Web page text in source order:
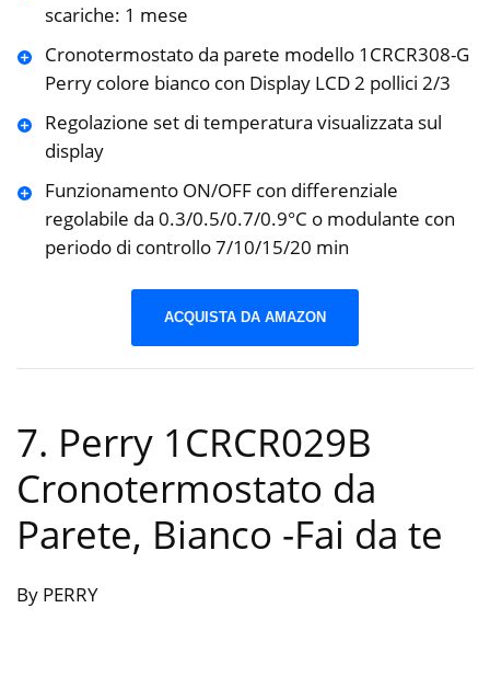
scariche: 1 mese
Cronotermostato da parete modello 1CRCR308-G
Perry colore bianco con Display LCD 2 pollici 2/3
Regolazione set di temperatura visualizzata sul
display
Funzionamento ON/OFF con differenziale
regolabile da 0.3/0.5/0.7/0.9°C o modulante con
periodo di controllo 7/10/15/20 min
ACQUISTA DA AMAZON
7. Perry 1CRCR029B
Cronotermostato da
Parete, Bianco -Fai da te
By PERRY